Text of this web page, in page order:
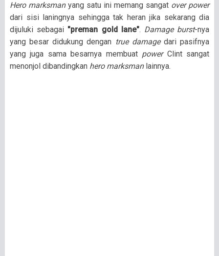
Hero marksmanyang satu ini memang sangat over power
dari sisi laningnya sehingga tak heran jika sekarang dia
dijuluki sebagai "preman gold lane". Damage burst-nya
yang besar didukung dengan true damagedari pasifnya
yang juga sama besarnya membuat powerClint sangat
menonjol dibandingkan hero marksmanlainnya.